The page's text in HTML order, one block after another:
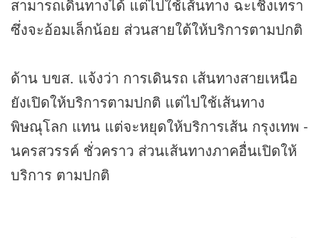
สามารถเดินทางได้ แต่ไปใช้เส้นทาง ฉะเชิงเทรา
ซึ่งจะอ้อมเล็กน้อย ส่วนสายใต้ให้บริการตามปกติ
ด้าน บขส. แจ้งว่า การเดินรถ เส้นทางสายเหนือ
ยังเปิดให้บริการตามปกติ แต่ไปใช้เส้นทาง
พิษณุโลก แทน แต่จะหยุดให้บริการเส้น กรุงเทพ -
นครสวรรค์ ชั่วคราว ส่วนเส้นทางภาคอื่นเปิดให้
บริการ ตามปกติ